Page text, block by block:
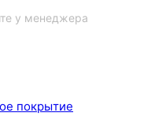
у менеджера
покрытие